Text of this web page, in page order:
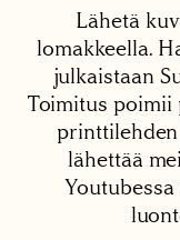
Lähetä
lomakkeella.
julkaistaan
Toimitus poimii
lähettää